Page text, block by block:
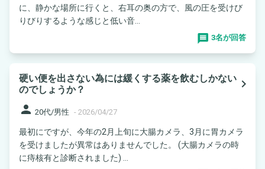
に、静かな場所に行くと、右耳の奥の方で、風の圧を受けび
りびりするような感じと低い音...
3名が回答
硬い便を出さない為には緩くする薬を飲むしかない
のでしょうか？
navigate_next
person 20代/男性 - 2026/04/27
最初にですが、今年の2月上旬に大腸カメラ、3月に胃カメラ
を受けましたが異常はありませんでした。 (大腸カメラの時
に痔核有と診断されました) ...